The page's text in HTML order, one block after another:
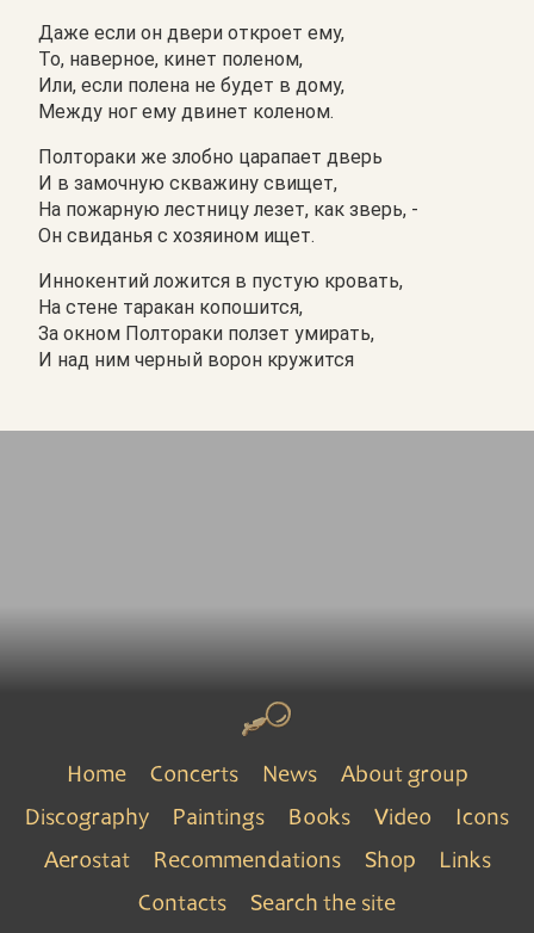
Даже если он двери откроет ему,
То, наверное, кинет поленом,
Или, если полена не будет в дому,
Между ног ему двинет коленом.
Полтораки же злобно царапает дверь
И в замочную скважину свищет,
На пожарную лестницу лезет, как зверь, -
Он свиданья с хозяином ищет.
Иннокентий ложится в пустую кровать,
На стене таракан копошится,
За окном Полтораки ползет умирать,
И над ним черный ворон кружится
Home Concerts News
About group
Discography
Paintings Books Video
Icons
Aerostat
Recommendations Shop
Links
Contacts
Search the site